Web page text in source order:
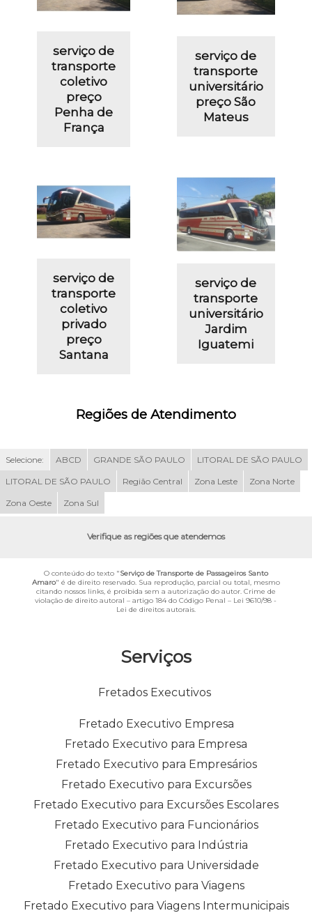
Serviços
Fretados Executivos
Fretado Executivo Empresa
Fretado Executivo para Empresa
Fretado Executivo para Empresários
Fretado Executivo para Excursões
Fretado Executivo para Excursões Escolares
Fretado Executivo para Funcionários
Fretado Executivo para Indústria
Fretado Executivo para Universidade
Fretado Executivo para Viagens
Fretado Executivo para Viagens Intermunicipais
serviço de
transporte
coletivo
preço
Penha de
França
serviço de
transporte
universitário
preço São
Mateus
serviço de
transporte
coletivo
privado
preço
Santana
serviço de
transporte
universitário
Jardim
Iguatemi
Regiões de Atendimento
Selecione: ABCD GRANDE SÃO PAULO LITORAL DE SÃO PAULO
LITORAL DE SÃO PAULO Região Central Zona Leste Zona Norte
Zona Oeste Zona Sul
Verifique as regiões que atendemos
O conteúdo do texto "Serviço de Transporte de Passageiros Santo
Amaro" é de direito reservado. Sua reprodução, parcial ou total, mesmo
citando nossos links, é proibida sem a autorização do autor. Crime de
violação de direito autoral – artigo 184 do Código Penal – Lei 9610/98 -
Lei de direitos autorais.